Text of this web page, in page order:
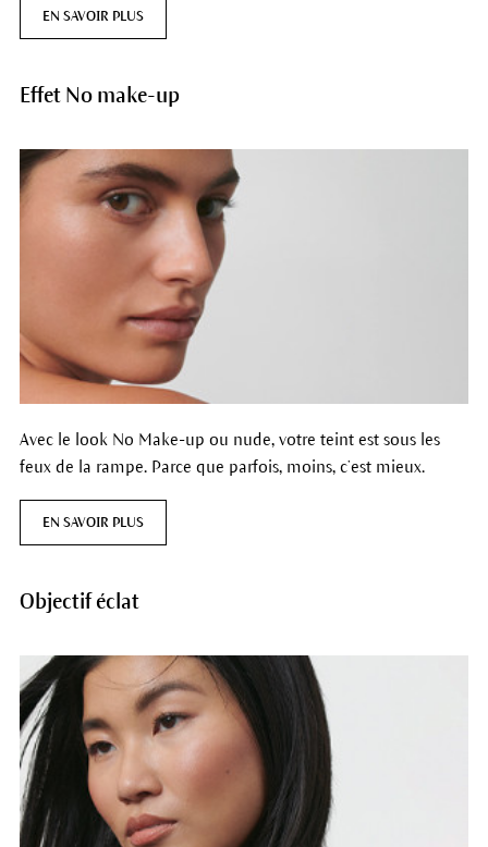
EN SAVOIR PLUS
Effet No make-up
Avec le look No Make-up ou nude, votre teint est sous les
feux de la rampe. Parce que parfois, moins, c’est mieux.
EN SAVOIR PLUS
Objectif éclat